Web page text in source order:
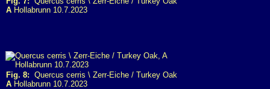
A Hollabrunn 10.7.2023
Fig. 8: Quercus cerris \ Zerr-Eiche / Turkey Oak
A Hollabrunn 10.7.2023